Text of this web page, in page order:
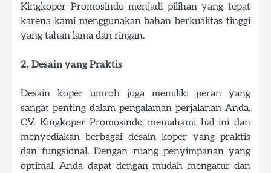
Kingkoper Promosindo menjadi pilihan yang tepat
karena kami menggunakan bahan berkualitas tinggi
yang tahan lama dan ringan.
2. Desain yang Praktis
Desain koper umroh juga memiliki peran yang
sangat penting dalam pengalaman perjalanan Anda.
CV. Kingkoper Promosindo memahami hal ini dan
menyediakan berbagai desain koper yang praktis
dan fungsional. Dengan ruang penyimpanan yang
optimal, Anda dapat dengan mudah mengatur dan